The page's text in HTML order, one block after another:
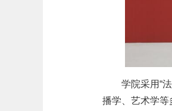
学院采用“
播学、艺术学等